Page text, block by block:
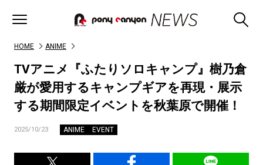
HOME ANIME
TVアニメ『ふたりソロキャンプ』樹乃倉
厳が愛用するキャンプギアを再現・展示
する期間限定イベントを秋葉原で開催！
2025/10/23 ANIME EVENT